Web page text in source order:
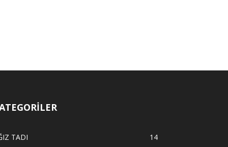
TADI
14